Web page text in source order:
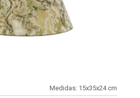
Medidas: 15x35x24 cm